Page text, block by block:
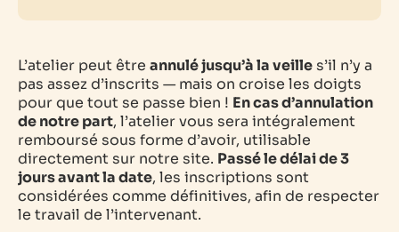
L’atelier peut être annulé jusqu’à la veille s’il n’y a
pas assez d’inscrits — mais on croise les doigts
pour que tout se passe bien ! En cas d’annulation
de notre part, l’atelier vous sera intégralement
remboursé sous forme d’avoir, utilisable
directement sur notre site. Passé le délai de 3
jours avant la date, les inscriptions sont
considérées comme définitives, afin de respecter
le travail de l’intervenant.